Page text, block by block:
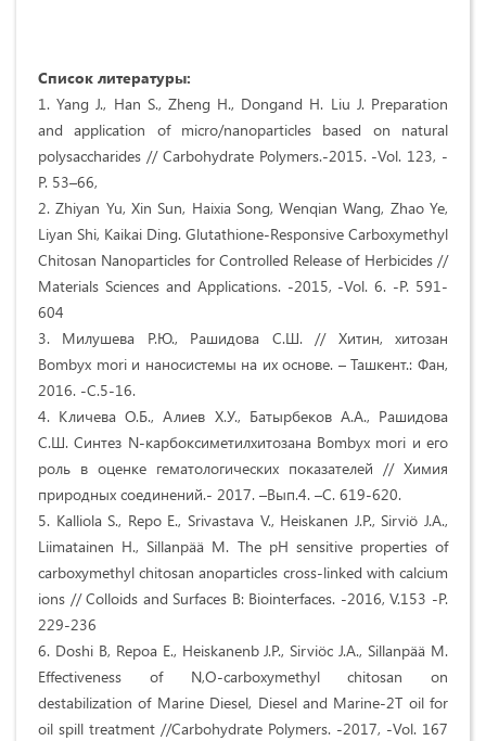
Список литературы:
1. Yang J., Han S., Zheng H., Dongand H. Liu J. Preparation
and application of micro/nanoparticles based on natural
polysaccharides // Carbohydrate Polymers.-2015. -Vol. 123, -
P. 53–66,
2. Zhiyan Yu, Xin Sun, Haixia Song, Wenqian Wang, Zhao Ye,
Liyan Shi, Kaikai Ding. Glutathione-Responsive Carboxymethyl
Chitosan Nanoparticles for Controlled Release of Herbicides //
Materials Sciences and Applications. -2015, -Vol. 6. -Р. 591-
604
3. Милушева Р.Ю., Рашидова С.Ш. // Хитин, хитозан
Bombyx mori и наносистемы на их основе. – Ташкент.: Фан,
2016. -С.5-16.
4. Кличева О.Б., Алиев Х.У., Батырбеков А.А., Рашидова
С.Ш. Синтез N-карбоксиметилхитозана Bombyx mori и его
роль в оценке гематологических показателей // Химия
природных соединений.- 2017. –Вып.4. –С. 619-620.
5. Kalliola S., Repo E., Srivastava V., Heiskanen J.P., Sirviö J.A.,
Liimatainen H., Sillanpää M. The pH sensitive properties of
carboxymethyl chitosan anoparticles cross-linked with calcium
ions // Colloids and Surfaces B: Biointerfaces. -2016, V.153 -P.
229-236
6. Doshi B, Repoa E., Heiskanenb J.P., Sirviöc J.A., Sillanpää M.
Effectiveness of N,O-carboxymethyl chitosan on
destabilization of Marine Diesel, Diesel and Marine-2T oil for
oil spill treatment //Carbohydrate Polymers. -2017, -Vol. 167